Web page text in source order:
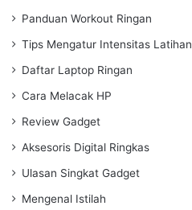
Panduan Workout Ringan
Tips Mengatur Intensitas Latihan
Daftar Laptop Ringan
Cara Melacak HP
Review Gadget
Aksesoris Digital Ringkas
Ulasan Singkat Gadget
Mengenal Istilah